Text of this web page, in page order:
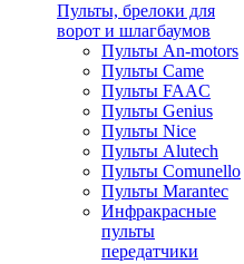
Пульты, брелоки для
ворот и шлагбаумов
Пульты An-motors
Пульты Came
Пульты FAAC
Пульты Genius
Пульты Nice
Пульты Alutech
Пульты Сomunello
Пульты Marantec
Инфракрасные
пульты
передатчики